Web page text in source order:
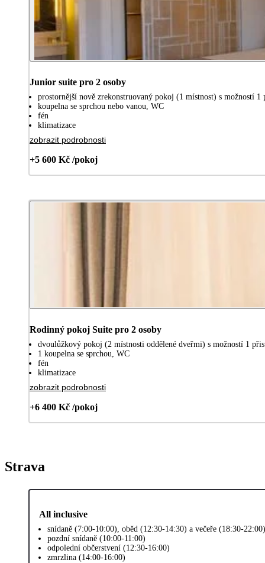
Junior suite pro 2 osoby
prostornější nově zrekonstruovaný pokoj (1 místnost) s možností
koupelna se sprchou nebo vanou, WC
fén
klimatizace
zobrazit podrobnosti
+5 600 Kč /pokoj
Rodinný pokoj Suite pro 2 osoby
dvoulůžkový pokoj (2 místnosti oddělené dveřmi) s možností 1
1 koupelna se sprchou, WC
fén
klimatizace
zobrazit podrobnosti
+6 400 Kč /pokoj
Strava
All inclusive
snídaně (7:00-10:00), oběd (12:30-14:30) a večeře (18:30-
pozdní snídaně (10:00-11:00)
odpolední občerstvení (12:30-16:00)
zmrzlina (14:00-16:00)